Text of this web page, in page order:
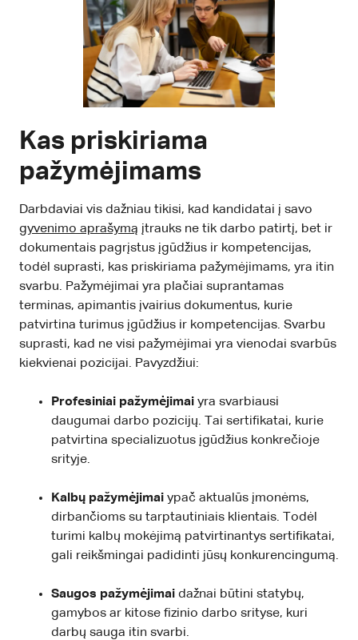
Kas priskiriama
pažymėjimams
Darbdaviai vis dažniau tikisi, kad kandidatai į savo
gyvenimo aprašymą įtrauks ne tik darbo patirtį, bet ir
dokumentais pagrįstus įgūdžius ir kompetencijas,
todėl suprasti, kas priskiriama pažymėjimams, yra itin
svarbu. Pažymėjimai yra plačiai suprantamas
terminas, apimantis įvairius dokumentus, kurie
patvirtina turimus įgūdžius ir kompetencijas. Svarbu
suprasti, kad ne visi pažymėjimai yra vienodai svarbūs
kiekvienai pozicijai. Pavyzdžiui:
Profesiniai pažymėjimai yra svarbiausi
daugumai darbo pozicijų. Tai sertifikatai, kurie
patvirtina specializuotus įgūdžius konkrečioje
srityje.
Kalbų pažymėjimai ypač aktualūs įmonėms,
dirbančioms su tarptautiniais klientais. Todėl
turimi kalbų mokėjimą patvirtinantys sertifikatai,
gali reikšmingai padidinti jūsų konkurencingumą.
Saugos pažymėjimai dažnai būtini statybų,
gamybos ar kitose fizinio darbo srityse, kuri
darbų sauga itin svarbi.